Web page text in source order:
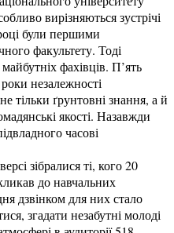
вирізняються зустрічі
були першими
факультету. Тоді
фахівців. П’ять
незалежності
тільки ґрунтовні знання, а й
якості. Назавжди
часові
зібралися ті, кого 20
до навчальних
дзвінком для них стало
згадати незабутні молоді